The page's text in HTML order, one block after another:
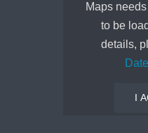
Maps
to be
details,
I